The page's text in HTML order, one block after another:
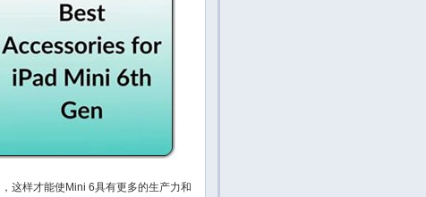
样才能使Mini 6具有更多的生产力和